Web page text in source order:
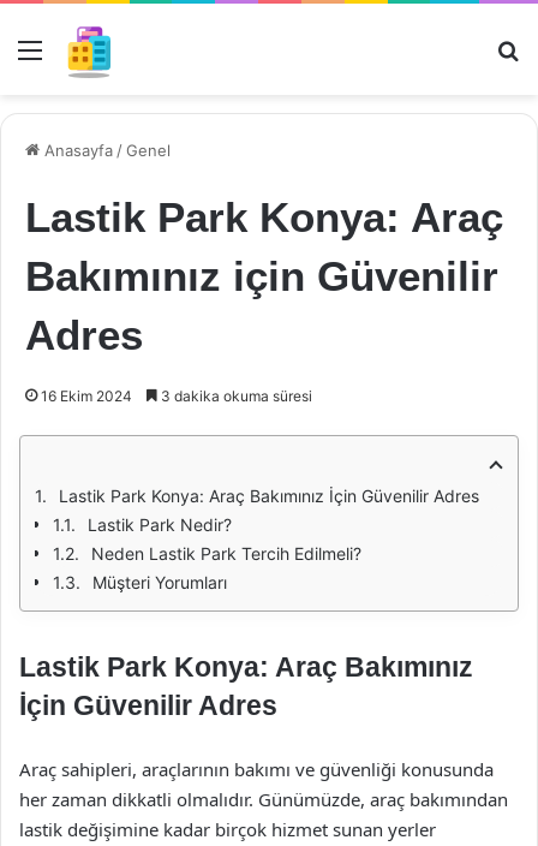
Menü
Anasayfa /Genel
Lastik Park Konya: Araç
Bakımınız için Güvenilir
Adres
16 Ekim 2024 3 dakika okuma süresi
Lastik Park Konya: Araç Bakımınız İçin Güvenilir Adres
Lastik Park Nedir?
Neden Lastik Park Tercih Edilmeli?
Müşteri Yorumları
Lastik Park Konya: Araç Bakımınız
İçin Güvenilir Adres
Araç sahipleri, araçlarının bakımı ve güvenliği konusunda
her zaman dikkatli olmalıdır. Günümüzde, araç bakımından
lastik değişimine kadar birçok hizmet sunan yerler